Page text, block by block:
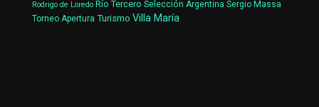
Rodrigo de Loredo Río Tercero Selección Argentina Sergio Massa
Torneo Apertura Turismo Villa María